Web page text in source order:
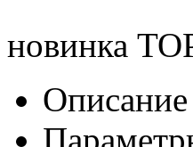
новинка
Описание